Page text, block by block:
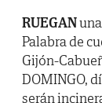
RUEGAN
Palabra de
Gijón-
DOMINGO,
serán